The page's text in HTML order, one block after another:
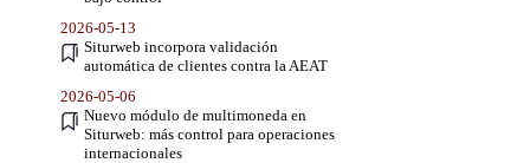
2026-05-13
Siturweb incorpora validación
automática de clientes contra la AEAT
2026-05-06
Nuevo módulo de multimoneda en
Siturweb: más control para operaciones
internacionales